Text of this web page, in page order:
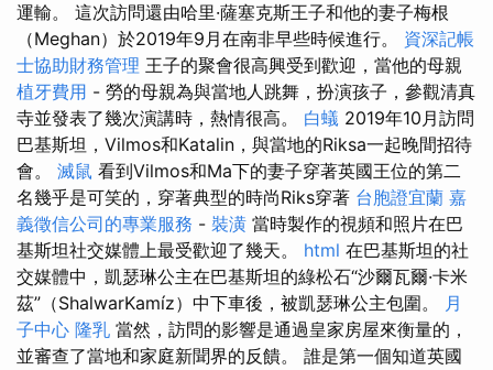
運輸。 這次訪問還由哈里·薩塞克斯王子和他的妻子梅根
（Meghan）於2019年9月在南非早些時候進行。 資深記帳
士協助財務管理 王子的聚會很高興受到歡迎，當他的母親
植牙費用 - 勞的母親為與當地人跳舞，扮演孩子，參觀清真
寺並發表了幾次演講時，熱情很高。 白蟻 2019年10月訪問
巴基斯坦，Vilmos和Katalin，與當地的Riksa一起晚間招待
會。 滅鼠 看到Vilmos和Ma下的妻子穿著英國王位的第二
名幾乎是可笑的，穿著典型的時尚Riks穿著 台胞證宜蘭 嘉
義徵信公司的專業服務 - 裝潢 當時製作的視頻和照片在巴
基斯坦社交媒體上最受歡迎了幾天。 html 在巴基斯坦的社
交媒體中，凱瑟琳公主在巴基斯坦的綠松石“沙爾瓦爾·卡米
茲”（ShalwarKamíz）中下車後，被凱瑟琳公主包圍。 月
子中心 隆乳 當然，訪問的影響是通過皇家房屋來衡量的，
並審查了當地和家庭新聞界的反饋。 誰是第一個知道英國